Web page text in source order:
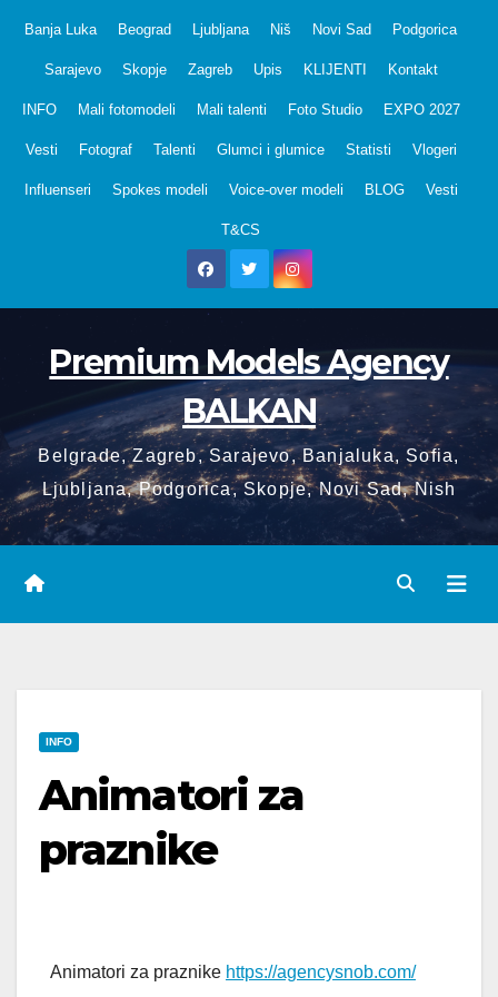
Banja Luka Beograd Ljubljana Niš Novi Sad Podgorica
Sarajevo Skopje Zagreb Upis KLIJENTI Kontakt
INFO Mali fotomodeli Mali talenti Foto Studio EXPO 2027
Vesti Fotograf Talenti Glumci i glumice Statisti Vlogeri
Influenseri Spokes modeli Voice-over modeli BLOG Vesti
T&CS
Premium Models Agency
BALKAN
Belgrade, Zagreb, Sarajevo, Banjaluka, Sofia,
Ljubljana, Podgorica, Skopje, Novi Sad, Nish
INFO
Animatori za
praznike
Animatori za praznike https://agencysnob.com/